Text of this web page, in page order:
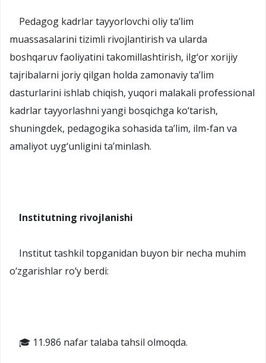
Pedagog kadrlar tayyorlovchi oliy ta’lim
muassasalarini tizimli rivojlantirish va ularda
boshqaruv faoliyatini takomillashtirish, ilg‘or xorijiy
tajribalarni joriy qilgan holda zamonaviy ta’lim
dasturlarini ishlab chiqish, yuqori malakali professional
kadrlar tayyorlashni yangi bosqichga ko‘tarish,
shuningdek, pedagogika sohasida ta’lim, ilm-fan va
amaliyot uyg‘unligini ta’minlash.
Institutning rivojlanishi
Institut tashkil topganidan buyon bir necha muhim
o‘zgarishlar ro‘y berdi:
🎓 11.986 nafar talaba tahsil olmoqda.